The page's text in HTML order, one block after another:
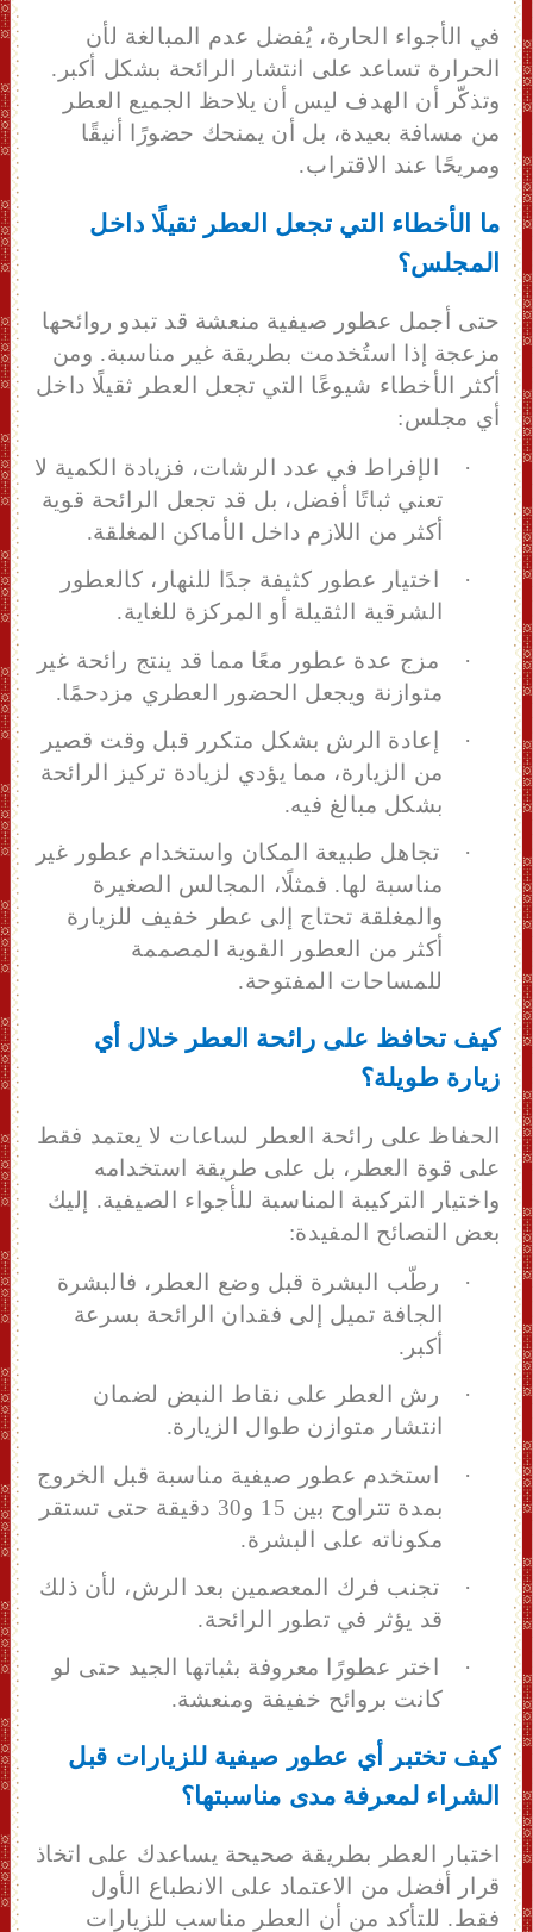
في الأجواء الحارة، يُفضل عدم المبالغة لأن
الحرارة تساعد على انتشار الرائحة بشكل أكبر.
وتذكّر أن الهدف ليس أن يلاحظ الجميع العطر
من مسافة بعيدة، بل أن يمنحك حضورًا أنيقًا
ومريحًا عند الاقتراب.
ما الأخطاء التي تجعل العطر ثقيلًا داخل
المجلس؟
حتى أجمل عطور صيفية منعشة قد تبدو روائحها
مزعجة إذا استُخدمت بطريقة غير مناسبة. ومن
أكثر الأخطاء شيوعًا التي تجعل العطر ثقيلًا داخل
أي مجلس:
·
الإفراط في عدد الرشات، فزيادة الكمية لا
تعني ثباتًا أفضل، بل قد تجعل الرائحة قوية
أكثر من اللازم داخل الأماكن المغلقة.
·
اختيار عطور كثيفة جدًا للنهار ، كالعطور
الشرقية الثقيلة أو المركزة للغاية.
·
مزج عدة عطور معًا مما قد ينتج رائحة غير
متوازنة ويجعل الحضور العطري مزدحمًا.
·
إعادة الرش بشكل متكرر قبل وقت قصير
من الزيارة، مما يؤدي لزيادة تركيز الرائحة
بشكل مبالغ فيه.
·
تجاهل طبيعة المكان واستخدام عطور غير
مناسبة لها. فمثلًا، المجالس الصغيرة
والمغلقة تحتاج إلى عطر خفيف للزيارة
أكثر من العطور القوية المصممة
للمساحات المفتوحة.
كيف تحافظ على رائحة العطر خلال أي
زيارة طويلة؟
الحفاظ على رائحة العطر لساعات لا يعتمد فقط
على قوة العطر، بل على طريقة استخدامه
واختيار التركيبة المناسبة للأجواء الصيفية.
إليك
بعض النصائح المفيدة:
·
رطّب البشرة قبل وضع العطر، فالبشرة
الجافة تميل إلى فقدان الرائحة بسرعة
أكبر.
·
رش العطر على نقاط النبض لضمان
انتشار متوازن طوال الزيارة.
·
استخدم عطور صيفية مناسبة قبل الخروج
بمدة تتراوح بين 15 و30 دقيقة حتى تستقر
مكوناته على البشرة.
·
تجنب فرك المعصمين بعد الرش، لأن ذلك
قد يؤثر في تطور الرائحة.
·
اختر عطورًا معروفة بثباتها الجيد حتى لو
كانت بروائح خفيفة ومنعشة.
كيف تختبر أي عطور صيفية للزيارات قبل
الشراء لمعرفة مدى مناسبتها؟
اختبار العطر بطريقة صحيحة يساعدك على اتخاذ
قرار أفضل من الاعتماد على الانطباع الأول
فقط. للتأكد من أن العطر مناسب للزيارات